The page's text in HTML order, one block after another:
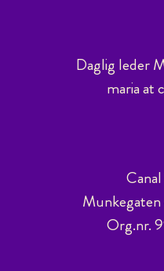
Daglig leder
maria at
Org.nr.